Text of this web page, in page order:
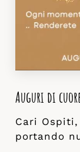
Auguri di
Cari
portando